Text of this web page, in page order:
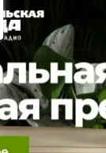
РАБОТА У